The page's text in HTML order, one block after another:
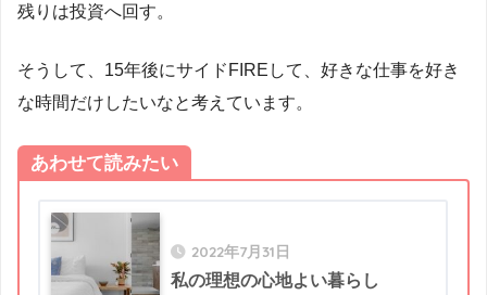
残りは投資へ回す。
そうして、15年後にサイドFIREして、好きな仕事を好き
な時間だけしたいなと考えています。
あわせて読みたい
2022年7月31日
私の理想の心地よい暮らし